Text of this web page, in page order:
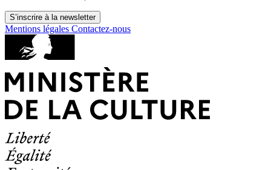
S’inscrire à la newsletter
Mentions légales Contactez-nous